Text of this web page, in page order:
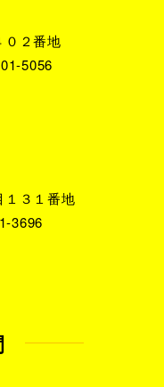
０２番地
5056
１３１番地
3696